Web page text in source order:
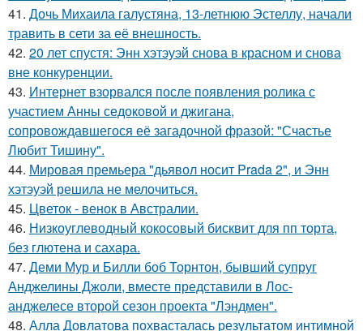
41. Дочь Михаила галустяна, 13-летнюю Эстеллу, начали
травить в сети за её внешность.
42. 20 лет спустя: Энн хэтэуэй снова в красном и снова
вне конкуренции.
43. Интернет взорвался после появления ролика с
участием Анны седоковой и джигана,
сопровождавшегося её загадочной фразой: "Счастье
Любит Тишину".
44. Мировая премьера "дьявол носит Prada 2", и Энн
хэтэуэй решила не мелочиться.
45. Цветок - венок в Австралии.
46. Низкоуглеводный кокосовый бисквит для пп торта,
без глютена и сахара.
47. Деми Мур и Билли боб Торнтон, бывший супруг
Анджелины Джоли, вместе представили в Лос-
анджелесе второй сезон проекта "Лэндмен".
48. Алла Довлатова похвасталась результатом интимной